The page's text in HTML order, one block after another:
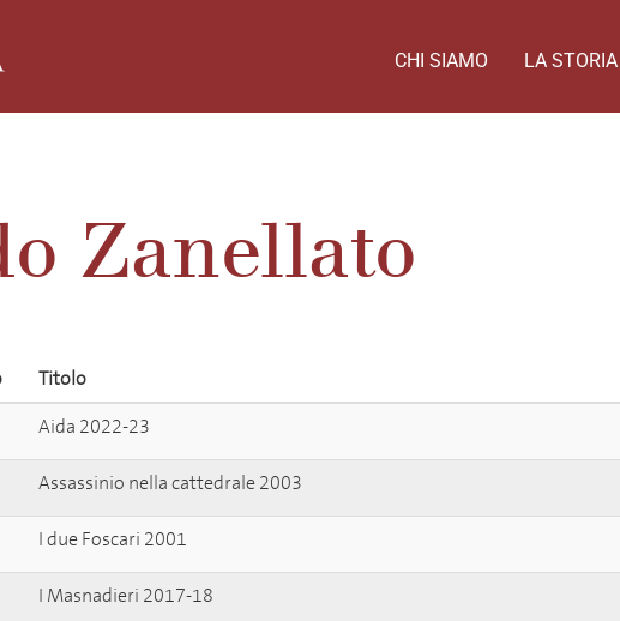
CHI SIAMO LA STORIA
Zanellato
Titolo
Aida 2022-23
Assassinio nella cattedrale 2003
I due Foscari 2001
I Masnadieri 2017-18